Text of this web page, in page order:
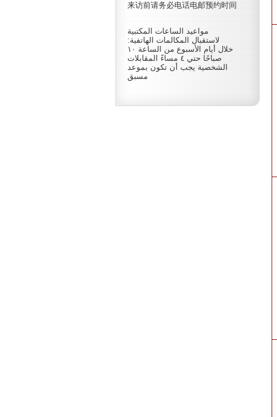
来访前请务必电话电邮预约时间
مواعيد الساعات المكتبية
لاستقبال المكالمات الهاتفية:
خلال أيام الأسبوع من الساعة ١٠
صباحًا حتي ٤ مساءً المقابلات
الشخصية يجب أن تكون بموعد
مسبق